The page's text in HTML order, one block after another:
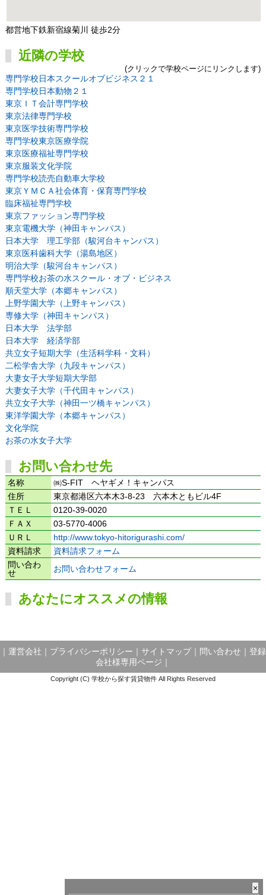
都営地下鉄新宿線菊川 徒歩2分
近隣の学校
(クリックで学校ページにリンクします)
専門学校日本スクールオブビジネス２１
専門学校日本動物２１
東京ＩＴ会計専門学校
東京法律専門学校
東京医学技術専門学校
専門学校東京医療学院
東京医療福祉専門学校
東京服装文化学院
専門学校読売自動車大学校
東京ＹＭＣＡ社会体育・保育専門学校
臨床福祉専門学校
東京ファッション専門学校
東京電機大学（神田キャンパス）
日本大学 理工学部（駿河台キャンパス）
東京医科歯科大学（湯島地区）
明治大学（駿河台キャンパス）
専門学校お茶の水スクール・オブ・ビジネス
順天堂大学（本郷キャンパス）
上野学園大学（上野キャンパス）
専修大学（神田キャンパス）
日本大学 法学部
日本大学 経済学部
共立女子短期大学（生活科学科・文科）
二松学舎大学（九段キャンパス）
大妻女子大学短期大学部
大妻女子大学（千代田キャンパス）
共立女子大学（神田一ツ橋キャンパス）
東洋学園大学（本郷キャンパス）
文化学院
お茶の水女子大学
お問い合わせ先
名称
㈱S-FIT ヘヤギメ！キャンパス
住所
東京都港区六本木3-8-23 六本木ともビル4F
ＴＥＬ
0120-39-0020
ＦＡＸ
03-5770-4006
ＵＲＬ
http://www.tokyo-hitorigurashi.com/
資料請求
資料請求フォーム
問い合わ
せ
お問い合わせフォーム
あなたにオススメの情報
運営会社 プライバシーポリシー サイトマップ｜ 問い合わせ
登録
会社様専用ページ
Copyright (C) 学校から探す賃貸物件 All Rights Reserved